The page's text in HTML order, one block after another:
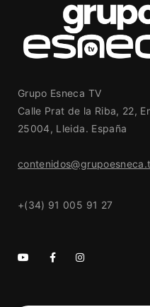
Grupo Esneca TV
Calle Prat de la Riba, 22,
25004, Lleida. España
+(34) 91 005 91 27